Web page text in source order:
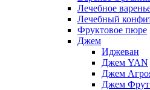
Лечебное
Лечебный
Фруктовое пюре
Джем
Иджеван
Джем YAN
Джем
Джем